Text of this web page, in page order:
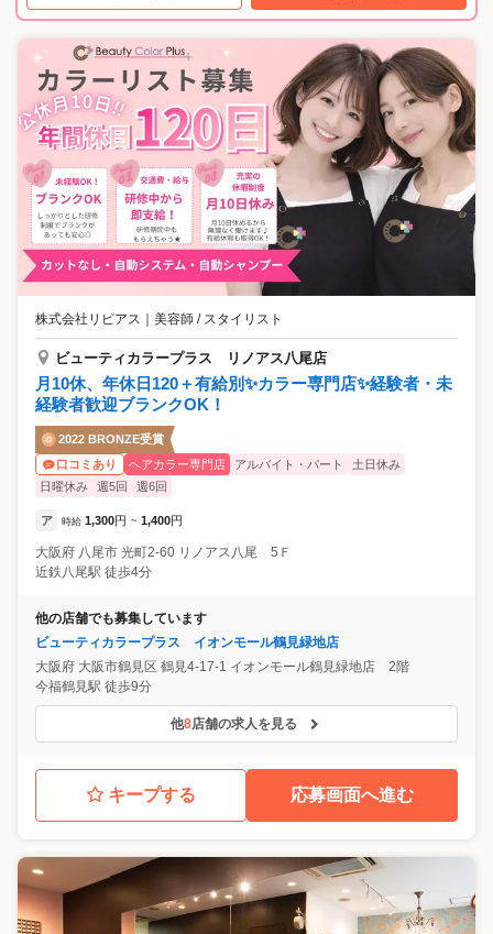
株式会社リビアス 美容師 / スタイリスト
ビューティカラープラス リノアス八尾店
月10休、年休日120＋有給別✨カラー専門店✨経験者・未
経験者歓迎ブランクOK！
2022 BRONZE受賞
口コミあり
ヘアカラー専門店 アルバイト・パート
土日休み
日曜休み
週5回 週6回
ア 時給 1,300円 ~ 1,400円
大阪府 八尾市 光町2-60 リノアス八尾 5Ｆ
近鉄八尾駅 徒歩4分
他の店舗でも募集しています
ビューティカラープラス イオンモール鶴見緑地店
大阪府 大阪市鶴見区 鶴見4-17-1 イオンモール鶴見緑地店 2階
今福鶴見駅 徒歩9分
他8店舗の求人を見る
キープする 応募画面へ進む